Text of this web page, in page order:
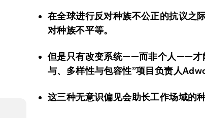
在全球进行反对种族不公正的抗议之
对种族不平等。
但是只有改变系统——而非个人——才
与、多样性与包容性”项目负责人
这三种无意识偏见会助长工作场域的种